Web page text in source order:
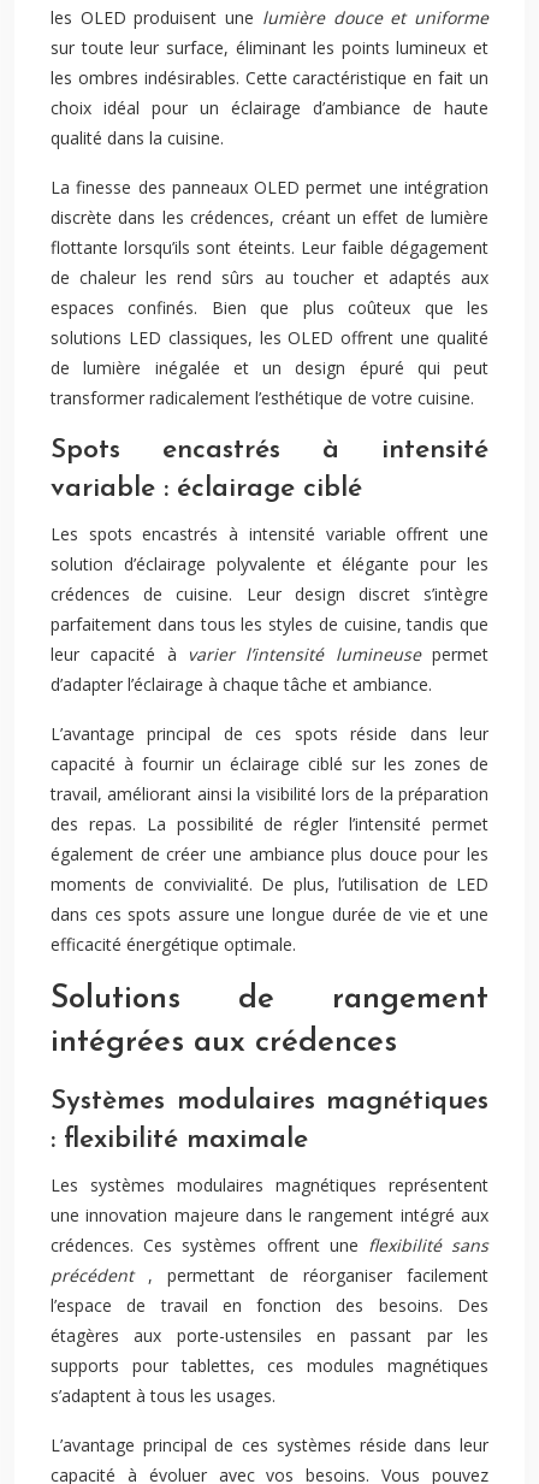
les OLED produisent une lumière douce et uniforme
sur toute leur surface, éliminant les points lumineux et
les ombres indésirables. Cette caractéristique en fait un
choix idéal pour un éclairage d’ambiance de haute
qualité dans la cuisine.
La finesse des panneaux OLED permet une intégration
discrète dans les crédences, créant un effet de lumière
flottante lorsqu’ils sont éteints. Leur faible dégagement
de chaleur les rend sûrs au toucher et adaptés aux
espaces confinés. Bien que plus coûteux que les
solutions LED classiques, les OLED offrent une qualité
de lumière inégalée et un design épuré qui peut
transformer radicalement l’esthétique de votre cuisine.
Spots encastrés à intensité
variable : éclairage ciblé
Les spots encastrés à intensité variable offrent une
solution d’éclairage polyvalente et élégante pour les
crédences de cuisine. Leur design discret s’intègre
parfaitement dans tous les styles de cuisine, tandis que
leur capacité à
varier l’intensité lumineuse permet
d’adapter l’éclairage à chaque tâche et ambiance.
L’avantage principal de ces spots réside dans leur
capacité à fournir un éclairage ciblé sur les zones de
travail, améliorant ainsi la visibilité lors de la préparation
des repas. La possibilité de régler l’intensité permet
également de créer une ambiance plus douce pour les
moments de convivialité. De plus, l’utilisation de LED
dans ces spots assure une longue durée de vie et une
efficacité énergétique optimale.
Solutions de rangement
intégrées aux crédences
Systèmes modulaires magnétiques
: flexibilité maximale
Les systèmes modulaires magnétiques représentent
une innovation majeure dans le rangement intégré aux
crédences. Ces systèmes offrent une flexibilité sans
précédent , permettant de réorganiser facilement
l’espace de travail en fonction des besoins. Des
étagères aux porte-ustensiles en passant par les
supports pour tablettes, ces modules magnétiques
s’adaptent à tous les usages.
L’avantage principal de ces systèmes réside dans leur
capacité à évoluer avec vos besoins. Vous pouvez